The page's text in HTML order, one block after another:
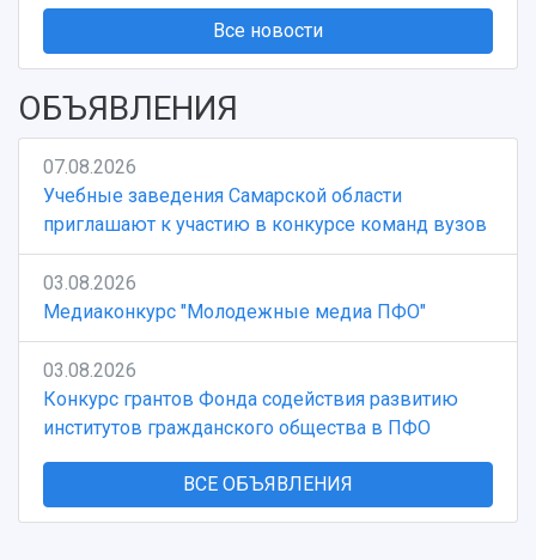
Все новости
ОБЪЯВЛЕНИЯ
07.08.2026
Учебные заведения Самарской области
приглашают к участию в конкурсе команд вузов
03.08.2026
Медиаконкурс "Молодежные медиа ПФО"
03.08.2026
Конкурс грантов Фонда содействия развитию
институтов гражданского общества в ПФО
ВСЕ ОБЪЯВЛЕНИЯ